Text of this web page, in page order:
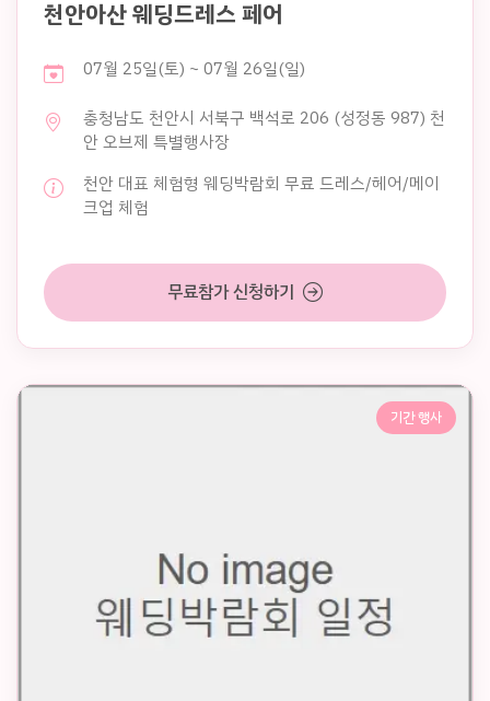
천안아산 웨딩드레스 페어
07월 25일(토) ~ 07월 26일(일)
충청남도 천안시 서북구 백석로 206 (성정동 987) 천
안 오브제 특별행사장
천안 대표 체험형 웨딩박람회 무료 드레스/헤어/메이
크업 체험
무료참가 신청하기
기간 행사